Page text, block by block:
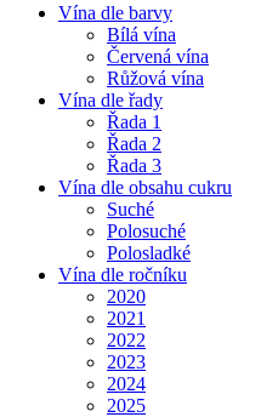
Vína dle barvy
Bílá vína
Červená vína
Růžová vína
Vína dle řady
Řada 1
Řada 2
Řada 3
Vína dle obsahu cukru
Suché
Polosuché
Polosladké
Vína dle ročníku
2020
2021
2022
2023
2024
2025